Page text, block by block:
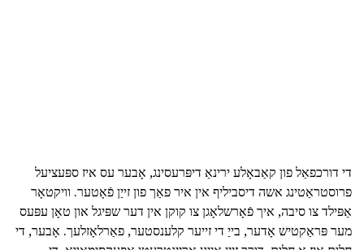
די דורכפאַל פון קאַבאָלע ירינאַ דיפּרעסינג, אָבער עס איז ספּעציעל
פרוסטראַטינג אשה דיסביליף אין איר פאַך פון זייַן פֿאָטער. וויקטאָר
אַפּילד צו סיבה, איך פֿאָרשלאָגן צו קוקן אין דער שפּיגל און טאָן עפּעס
מער פּראַקטיש אָדער, בייַ די זייער קלענסטער, פאַרלאָזלעך. אָבער, די